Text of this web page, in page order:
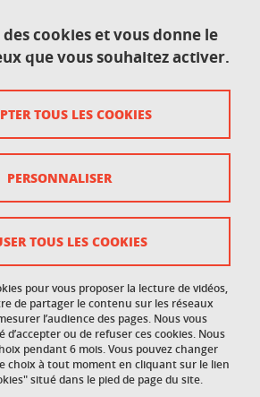
D'Hères
conforme
cookies et vous donne le
que vous souhaitez activer.
pour vous proposer la lecture de vidéos,
de partager le contenu sur les réseaux
l’audience des pages. Nous vous
d’accepter ou de refuser ces cookies. Nous
pendant 6 mois. Vous pouvez changer
choix à tout moment en cliquant sur le lien
situé dans le pied de page du site.
TOUS LES COOKIES
TOUS LES COOKIES
PERSONNALISER